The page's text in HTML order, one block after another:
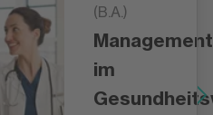
(B.A.)
Management
im